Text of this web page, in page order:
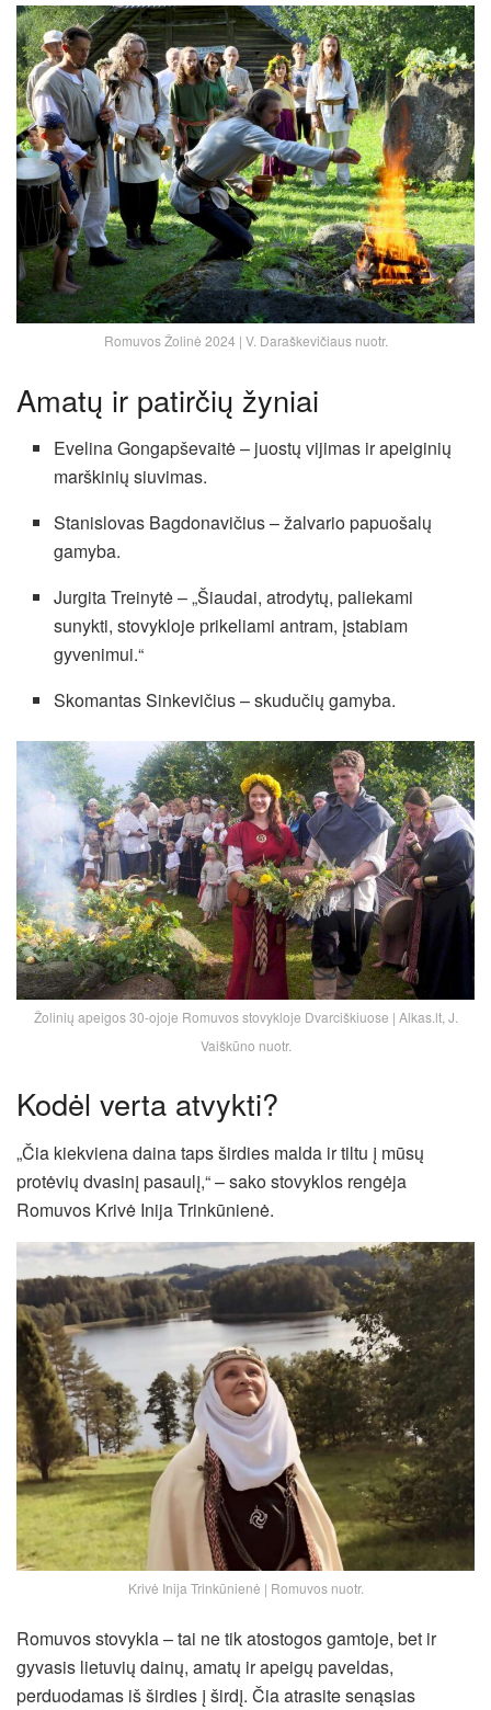
Romuvos Žolinė 2024 | V. Daraškevičiaus nuotr.
Amatų ir patirčių žyniai
Evelina Gongapševaitė – juostų vijimas ir apeiginių
marškinių siuvimas.
Stanislovas Bagdonavičius – žalvario papuošalų
gamyba.
Jurgita Treinytė – „Šiaudai, atrodytų, paliekami
sunykti, stovykloje prikeliami antram, įstabiam
gyvenimui.“
Skomantas Sinkevičius – skudučių gamyba.
Žolinių apeigos 30-ojoje Romuvos stovykloje Dvarciškiuose | Alkas.lt, J.
Vaiškūno nuotr.
Kodėl verta atvykti?
„Čia kiekviena daina taps širdies malda ir tiltu į mūsų
protėvių dvasinį pasaulį,“ – sako stovyklos rengėja
Romuvos Krivė Inija Trinkūnienė.
Krivė Inija Trinkūnienė | Romuvos nuotr.
Romuvos stovykla – tai ne tik atostogos gamtoje, bet ir
gyvasis lietuvių dainų, amatų ir apeigų paveldas,
perduodamas iš širdies į širdį. Čia atrasite senąsias